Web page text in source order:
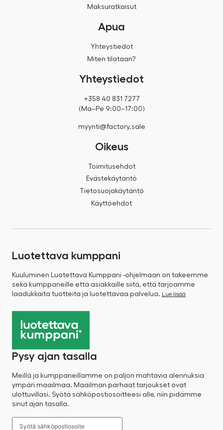
Maksuratkaisut
Apua
Yhteystiedot
Miten tilataan?
Yhteystiedot
+358 40 831 7277
(Ma–Pe 9:00–17:00)
myynti@factory.sale
Oikeus
Toimitusehdot
Evästekäytäntö
Tietosuojakäytäntö
Käyttöehdot
Luotettava kumppani
Kuuluminen Luotettava Kumppani -ohjelmaan on takeemme
sekä kumppaneille että asiakkaille siitä, että tarjoamme
laadukkaita tuotteita ja luotettavaa palvelua. Lue lisää
Pysy ajan tasalla
Meillä ja kumppaneillamme on paljon mahtavia alennuksia
ympäri maailmaa. Maailman parhaat tarjoukset ovat
ulottuvillasi. Syötä sähköpostiosoitteesi alle, niin pidämme
sinut ajan tasalla.